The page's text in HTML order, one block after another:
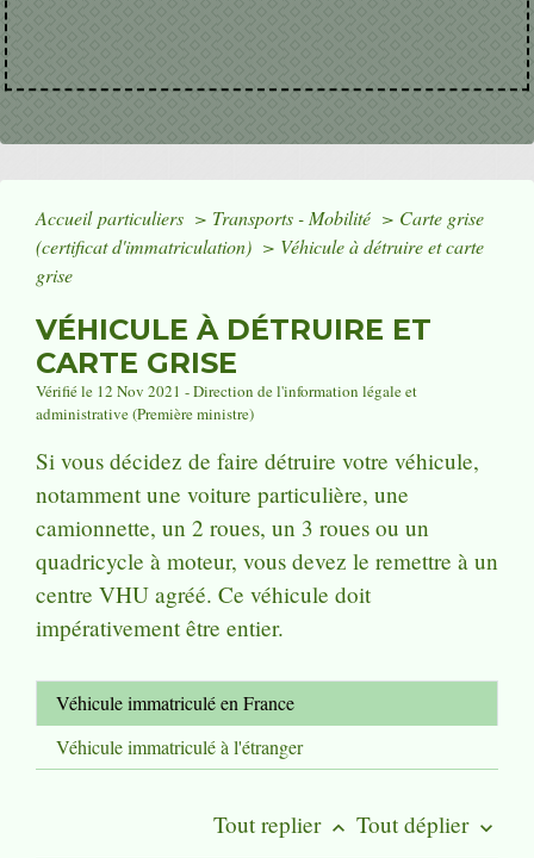
Accueil particuliers > Transports - Mobilité > Carte grise
(certificat d'immatriculation) > Véhicule à détruire et carte
grise
VÉHICULE À DÉTRUIRE ET
CARTE GRISE
Vérifié le 12 Nov 2021 - Direction de l'information légale et
administrative (Première ministre)
Si vous décidez de faire détruire votre véhicule,
notamment une voiture particulière, une
camionnette, un 2 roues, un 3 roues ou un
quadricycle à moteur, vous devez le remettre à un
centre VHU agréé. Ce véhicule doit
impérativement être entier.
Véhicule immatriculé en France
Véhicule immatriculé à l'étranger
Tout replier keyboard_arrow_up Tout déplier keyboard_arrow_down